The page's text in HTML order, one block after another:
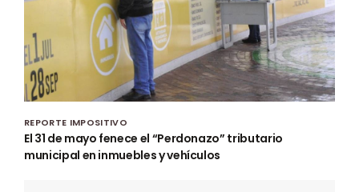
REPORTE IMPOSITIVO
El 31 de mayo fenece el “Perdonazo” tributario
municipal en inmuebles y vehículos